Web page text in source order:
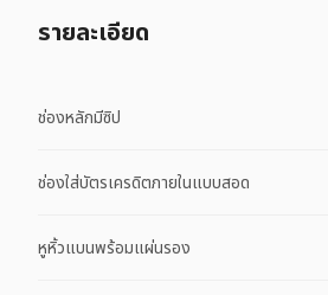
รายละเอียด
ช่องหลักมีซิป
ช่องใส่บัตรเครดิตภายในแบบสอด
หูหิ้วแบนพร้อมแผ่นรอง